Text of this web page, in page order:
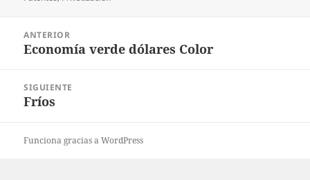
entradas
ANTERIOR
Entrada
Economía verde dólares Color
SIGUIENTE
Entrada
Fríos
Funciona gracias a WordPress